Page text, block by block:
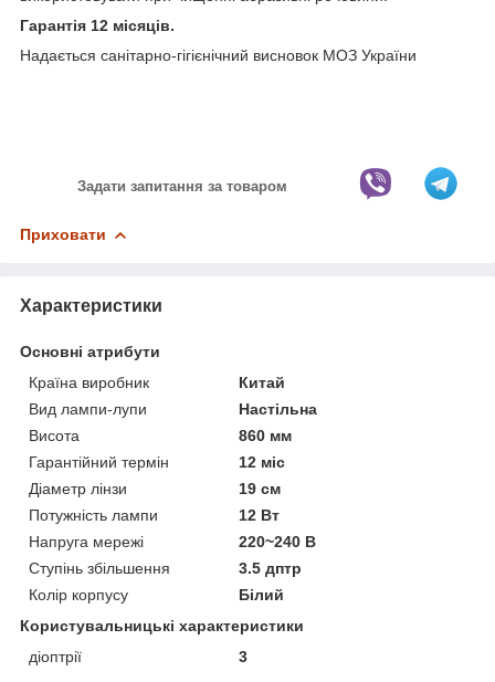
Гарантія 12 місяців.
Надається санітарно-гігієнічний висновок МОЗ України
Задати запитання за товаром
Приховати
Характеристики
Основні атрибути
Країна виробник
Китай
Вид лампи-лупи
Настільна
Висота
860 мм
Гарантійний термін
12 міс
Діаметр лінзи
19 см
Потужність лампи
12 Вт
Напруга мережі
220~240 В
Ступінь збільшення
3.5 дптр
Колір корпусу
Білий
Користувальницькі характеристики
діоптрії
3